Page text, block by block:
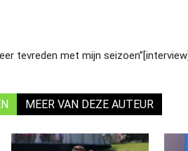
tevreden met mijn seizoen”[interview]
MEER VAN DEZE AUTEUR